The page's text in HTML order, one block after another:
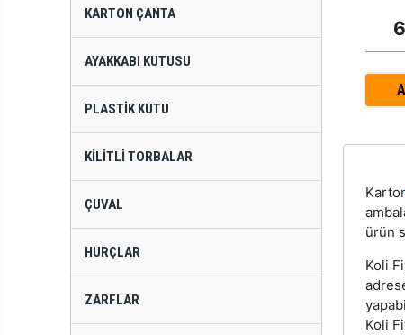
KARTON ÇANTA
AYAKKABI KUTUSU
PLASTIK KUTU
KILITLI TORBALAR
ÇUVAL
HURÇLAR
ZARFLAR
ürün
Koli
Koli